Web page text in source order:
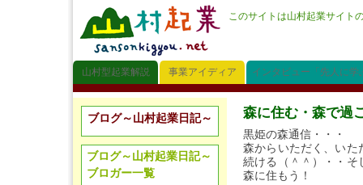
このサイトは山村起業サイト
山村型起業解説 事業アイディア インタビュー「先人に学
森に住む・森で過
黒姫の森通信・・・
森からいただく、いた
続ける（＾＾）・・そ
森に住もう！
ブログ～山村起業日記～
ブログ～山村起業日記～
ブロガー一覧